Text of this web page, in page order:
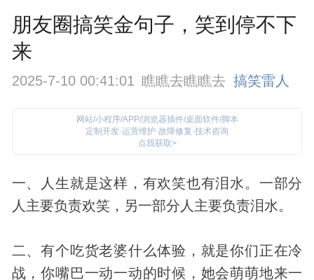
朋友圈搞笑金句子，笑到停不下
来
2025-7-10 00:41:01 瞧瞧去瞧瞧去 搞笑雷人
网站/小程序/APP/浏览器插件/桌面软件/脚本
定制开发·运营维护·故障修复·技术咨询
点我获取>
一、人生就是这样，有欢笑也有泪水。一部分
人主要负责欢笑，另一部分人主要负责泪水。
二、有个吃货老婆什么体验，就是你们正在冷
战，你嘴巴一动一动的时候，她会萌萌地来一